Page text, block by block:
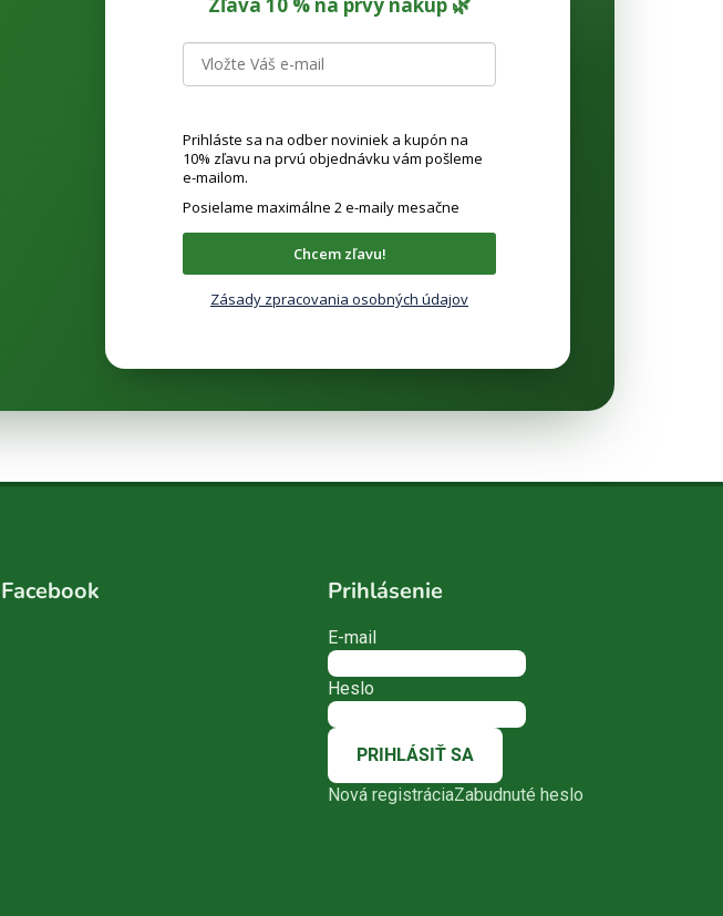
Prihláste sa na odber noviniek a kupón na
10% zľavu na prvú objednávku vám pošleme
e-mailom.
Posielame maximálne 2 e-maily mesačne
Chcem zľavu!
Zásady zpracovania osobných údajov
Facebook Prihlásenie
E-mail
Heslo
PRIHLÁSIŤ SA
Nová registráciaZabudnuté heslo